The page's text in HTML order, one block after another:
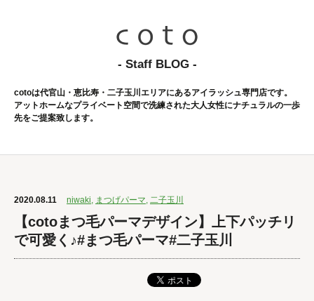
- Staff BLOG -
cotoは代官山・恵比寿・二子玉川エリアにあるアイラッシュ専門店です。
アットホームなプライベート空間で洗練された大人女性にナチュラルの一歩
先をご提案致します。
2020.08.11 niwaki, まつげパーマ, 二子玉川
【cotoまつ毛パーマデザイン】上下パッチリ
で可愛く♪#まつ毛パーマ#二子玉川